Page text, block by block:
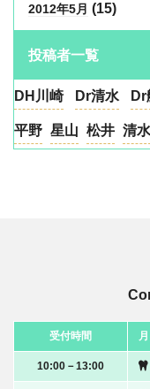
2012年5月 (15)
投稿者一覧
DH川崎 Dr清水 Dr
平野 星山 松井 清水
受付時間 月
10:00－13:00